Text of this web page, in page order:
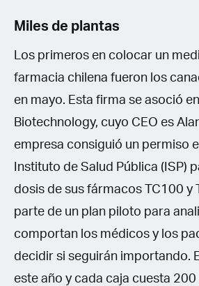
Miles de plantas
Los primeros en colocar un
farmacia chilena fueron los
en mayo. Esta firma se asoció
Biotechnology, cuyo CEO es
empresa consiguió un permiso
Instituto de Salud Pública (ISP)
dosis de sus fármacos TC100 y
parte de un plan piloto para
comportan los médicos y los
decidir si seguirán importando.
este año y cada caja cuesta 200